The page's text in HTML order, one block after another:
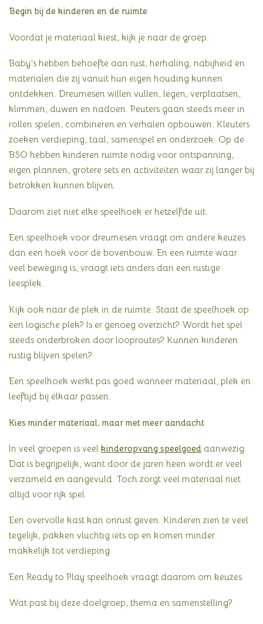
Begin bij de kinderen en de ruimte
Voordat je materiaal kiest, kijk je naar de groep.
Baby’s hebben behoefte aan rust, herhaling, nabijheid en
materialen die zij vanuit hun eigen houding kunnen
ontdekken. Dreumesen willen vullen, legen, verplaatsen,
klimmen, duwen en nadoen. Peuters gaan steeds meer in
rollen spelen, combineren en verhalen opbouwen. Kleuters
zoeken verdieping, taal, samenspel en onderzoek. Op de
BSO hebben kinderen ruimte nodig voor ontspanning,
eigen plannen, grotere sets en activiteiten waar zij langer bij
betrokken kunnen blijven.
Daarom ziet niet elke speelhoek er hetzelfde uit.
Een speelhoek voor dreumesen vraagt om andere keuzes
dan een hoek voor de bovenbouw. En een ruimte waar
veel beweging is, vraagt iets anders dan een rustige
leesplek.
Kijk ook naar de plek in de ruimte. Staat de speelhoek op
een logische plek? Is er genoeg overzicht? Wordt het spel
steeds onderbroken door looproutes? Kunnen kinderen
rustig blijven spelen?
Een speelhoek werkt pas goed wanneer materiaal, plek en
leeftijd bij elkaar passen.
Kies minder materiaal, maar met meer aandacht
In veel groepen is veel kinderopvang speelgoed aanwezig.
Dat is begrijpelijk, want door de jaren heen wordt er veel
verzameld en aangevuld. Toch zorgt veel materiaal niet
altijd voor rijk spel.
Een overvolle kast kan onrust geven. Kinderen zien te veel
tegelijk, pakken vluchtig iets op en komen minder
makkelijk tot verdieping.
Een Ready to Play speelhoek vraagt daarom om keuzes.
Wat past bij deze doelgroep, thema en samenstelling?